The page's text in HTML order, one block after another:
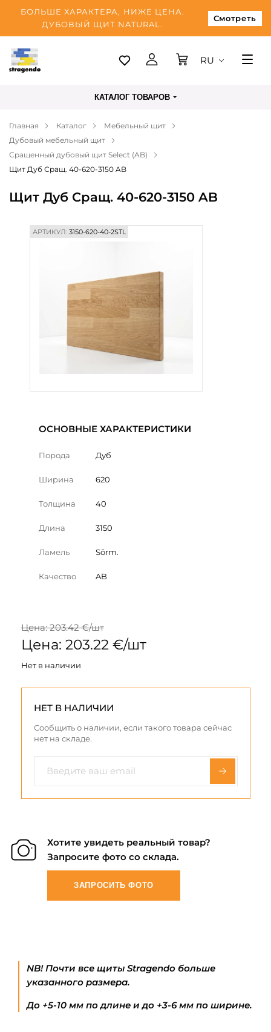
БОЛЬШЕ ХАРАКТЕРА, НИЖЕ ЦЕНА.
ДУБОВЫЙ ЩИТ NATURAL.
Смотреть
Таллинн
Оплата
О нас
Блог
Контакты
RU
КАТАЛОГ ТОВАРОВ
Главная Каталог
Мебельный щит
Дубовый мебельный щит
Сращенный дубовый щит Select (AB)
Щит Дуб Сращ. 40-620-3150 AB
Щит Дуб Сращ. 40-620-3150 AB
АРТИКУЛ:3150-620-40-2STL
ОСНОВНЫЕ ХАРАКТЕРИСТИКИ
Порода Дуб
Ширина 620
Толщина 40
Длина 3150
Ламель Sõrm.
Качество AB
Цена: 203.42 €/шт
Цена: 203.22 €/шт
Нет в наличии
НЕТ В НАЛИЧИИ
Сообщить о наличии, если такого товара сейчас
нет на складе.
Хотите увидеть реальный товар?
Запросите фото со склада.
ЗАПРОСИТЬ ФОТО
NB! Почти все щиты Stragendo больше
указанного размера.
До +5-10 мм по длине и до +3-6 мм по ширине.